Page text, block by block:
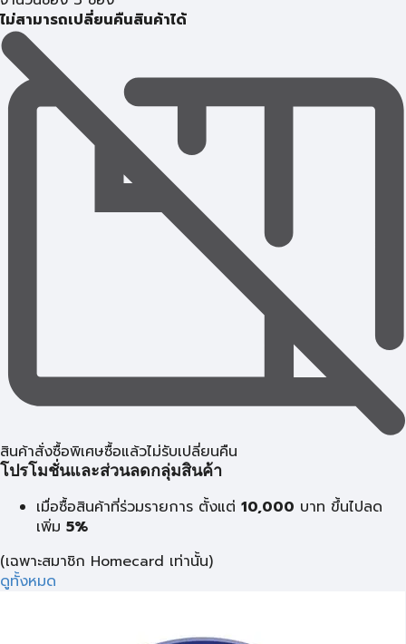
ไม่สามารถเปลี่ยนคืนสินค้าได้
สินค้าสั่งซื้อพิเศษซื้อแล้วไม่รับเปลี่ยนคืน
โปรโมชั่นและส่วนลดกลุ่มสินค้า
เมื่อซื้อสินค้าที่ร่วมรายการ ตั้งแต่ 10,000 บาท ขึ้นไปลด
เพิ่ม 5%
(เฉพาะสมาชิก Homecard เท่านั้น)
ดูทั้งหมด